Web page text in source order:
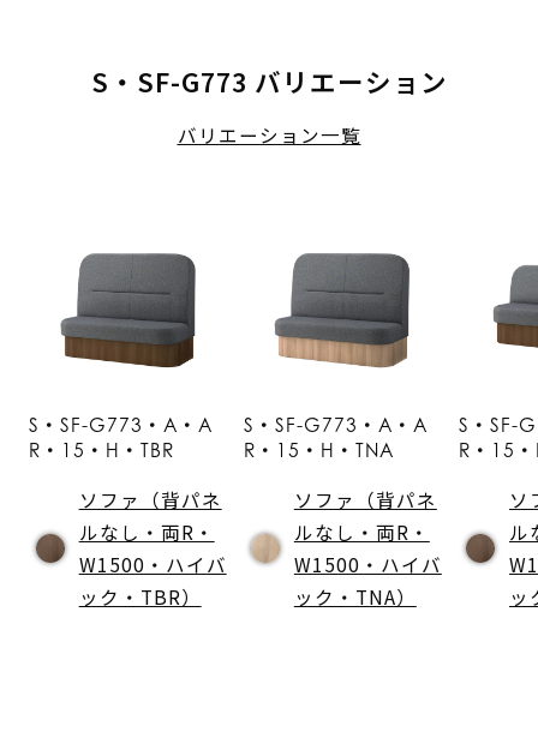
S・SF-G773 バリエーション
バリエーション一覧
S・SF-G773・A・A
R・15・H・TBR
ソファ（背パネ
ルなし・両R・
W1500・ハイバ
ック・TBR）
S・SF-G773・A・A
R・15・H・TNA
ソファ（背パネ
ルなし・両R・
W1500・ハイバ
ック・TNA）
S・SF-
R・15・
ソ
ル
ッ